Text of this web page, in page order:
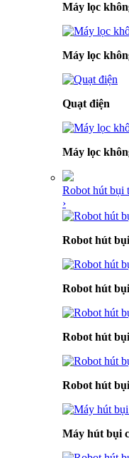
Máy lọc
Máy lọc
Quạt điện
Máy lọc
Robot hút bụi
›
Robot hút
Robot hút
Robot hút
Robot hút
Máy hút bụi